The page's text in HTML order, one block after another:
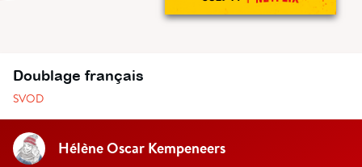
Doublage français
SVOD
Hélène Oscar Kempeneers